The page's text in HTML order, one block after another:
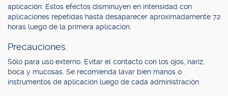
aplicación. Estos efectos disminuyen en intensidad con
aplicaciones repetidas hasta desaparecer aproximadamente 72
horas luego de la primera aplicación.
Precauciones.
Sólo para uso externo. Evitar el contacto con los ojos, nariz,
boca y mucosas. Se recomienda lavar bien manos o
instrumentos de aplicación luego de cada administración.